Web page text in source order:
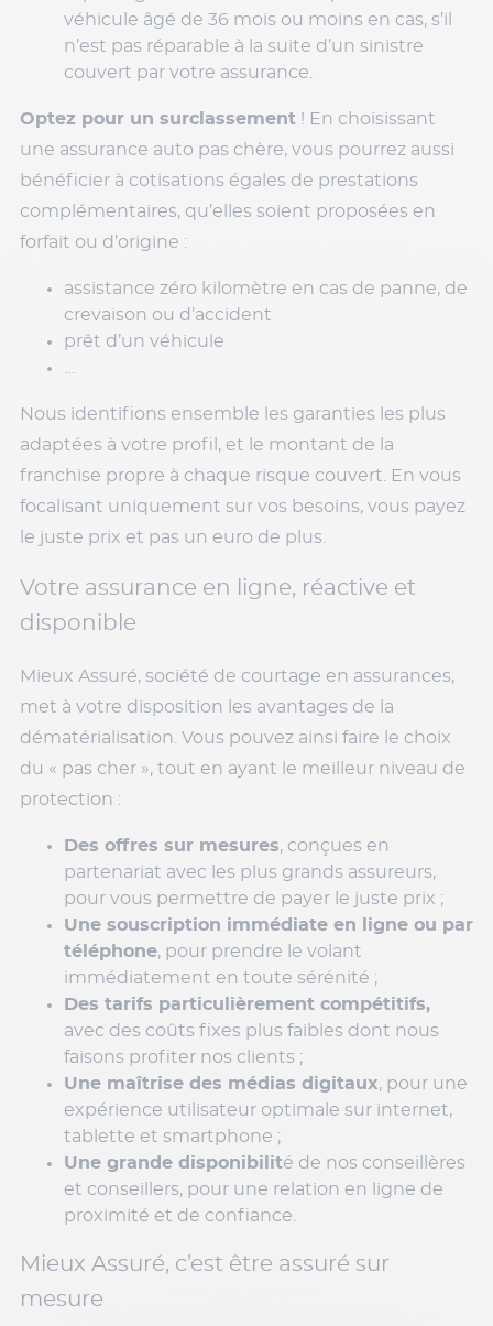
véhicule âgé de 36 mois ou moins en cas, s’il
n’est pas réparable à la suite d’un sinistre
couvert par votre assurance.
Optez pour un surclassement ! En choisissant
une assurance auto pas chère, vous pourrez aussi
bénéficier à cotisations égales de prestations
complémentaires, qu’elles soient proposées en
forfait ou d’origine :
assistance zéro kilomètre en cas de panne, de
crevaison ou d’accident
prêt d’un véhicule
…
Nous identifions ensemble les garanties les plus
adaptées à votre profil, et le montant de la
franchise propre à chaque risque couvert. En vous
focalisant uniquement sur vos besoins, vous payez
le juste prix et pas un euro de plus.
Votre assurance en ligne, réactive et
disponible
Mieux Assuré, société de courtage en assurances,
met à votre disposition les avantages de la
dématérialisation. Vous pouvez ainsi faire le choix
du « pas cher », tout en ayant le meilleur niveau de
protection :
Des offres sur mesures, conçues en
partenariat avec les plus grands assureurs,
pour vous permettre de payer le juste prix ;
Une souscription immédiate en ligne ou par
téléphone, pour prendre le volant
immédiatement en toute sérénité ;
Des tarifs particulièrement compétitifs,
avec des coûts fixes plus faibles dont nous
faisons profiter nos clients ;
Une maîtrise des médias digitaux, pour une
expérience utilisateur optimale sur internet,
tablette et smartphone ;
Une grande disponibilité de nos conseillères
et conseillers, pour une relation en ligne de
proximité et de confiance.
Mieux Assuré, c’est être assuré sur
mesure